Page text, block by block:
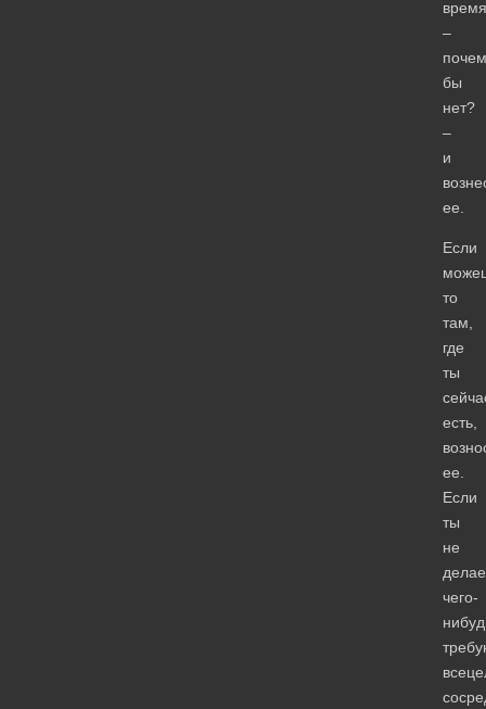
время
–
бы
нет?
–
и
ее.
Если
то
там,
где
ты
есть,
ее.
Если
ты
не
чего-